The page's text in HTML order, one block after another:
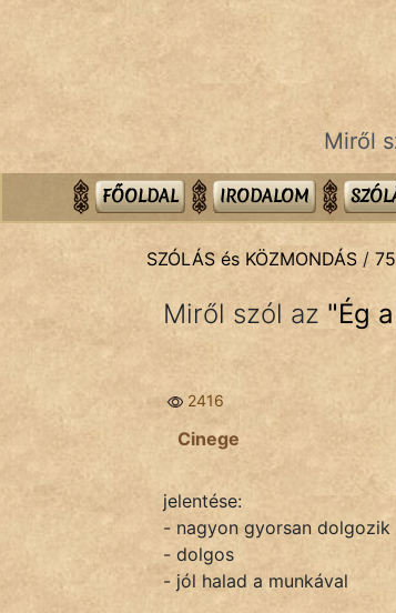
Bibliai
Közmondások
Szóláscsoportok
Miről
FŐOLDAL IRODALOM
SZÓLÁS és KÖZMONDÁS /
Miről szól az "Ég
2416
Cinege
jelentése:
- nagyon gyorsan dolgozik
- dolgos
- jól halad a munkával